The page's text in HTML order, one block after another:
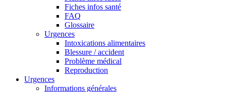
Fiches infos santé
FAQ
Glossaire
Urgences
Intoxications alimentaires
Blessure / accident
Problème médical
Reproduction
Urgences
Informations générales